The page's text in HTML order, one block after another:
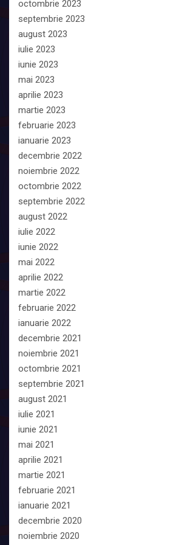
octombrie 2023
septembrie 2023
august 2023
iulie 2023
iunie 2023
mai 2023
aprilie 2023
martie 2023
februarie 2023
ianuarie 2023
decembrie 2022
noiembrie 2022
octombrie 2022
septembrie 2022
august 2022
iulie 2022
iunie 2022
mai 2022
aprilie 2022
martie 2022
februarie 2022
ianuarie 2022
decembrie 2021
noiembrie 2021
octombrie 2021
septembrie 2021
august 2021
iulie 2021
iunie 2021
mai 2021
aprilie 2021
martie 2021
februarie 2021
ianuarie 2021
decembrie 2020
noiembrie 2020